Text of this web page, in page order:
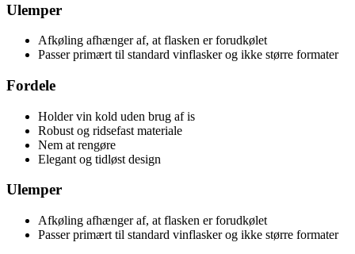
Ulemper
Afkøling afhænger af, at flasken er forudkølet
Passer primært til standard vinflasker og ikke større formater
Fordele
Holder vin kold uden brug af is
Robust og ridsefast materiale
Nem at rengøre
Elegant og tidløst design
Ulemper
Afkøling afhænger af, at flasken er forudkølet
Passer primært til standard vinflasker og ikke større formater